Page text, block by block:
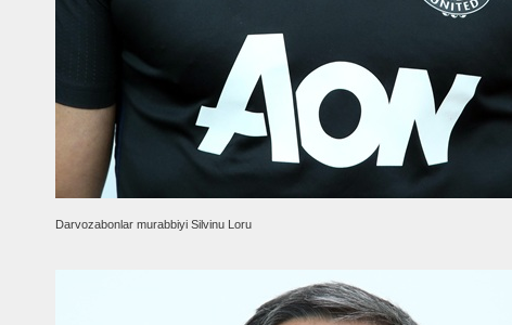
Darvozabonlar murabbiyi Silvinu Loru